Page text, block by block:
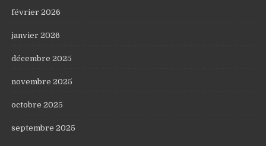
février 2026
janvier 2026
décembre 2025
novembre 2025
octobre 2025
septembre 2025